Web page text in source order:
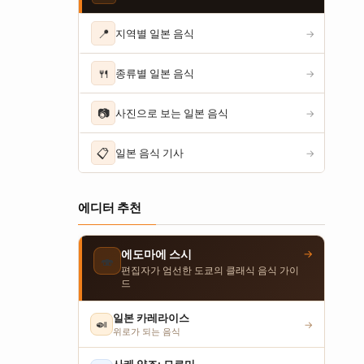
📍 지역별 일본 음식 →
🍴 종류별 일본 음식 →
📷 사진으로 보는 일본 음식 →
📋 일본 음식 기사 →
에디터 추천
🍣 에도마에 스시
편집자가 엄선한 도쿄의 클래식 음식 가이
드
→
🍛 일본 카레라이스
위로가 되는 음식
→